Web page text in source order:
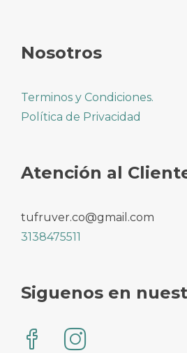
Nosotros
Terminos y Condiciones.
Política de Privacidad
Atención al
tufruver.co@gmail.com
3138475511
Siguenos en